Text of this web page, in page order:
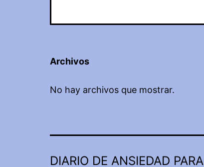
Archivos
No hay archivos que mostrar.
DIARIO DE ANSIEDAD